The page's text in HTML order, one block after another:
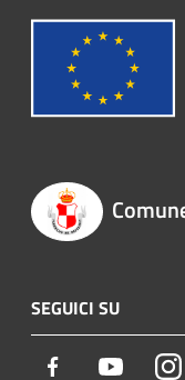
SEGUICI SU
Facebook Youtube